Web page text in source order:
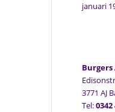
januari
3771 AJ
Tel:0342